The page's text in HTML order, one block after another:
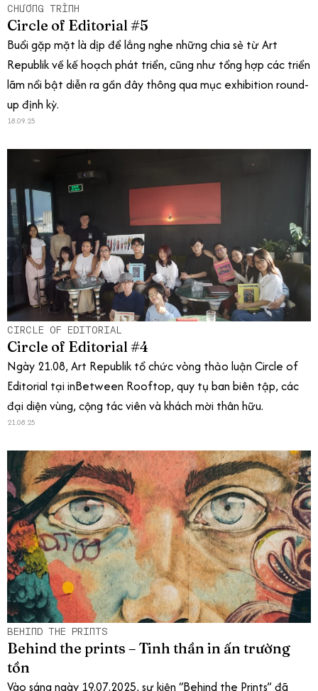
CHƯƠNG TRÌNH
Circle of Editorial #5
Buổi gặp mặt là dịp để lắng nghe những chia sẻ từ Art
Republik về kế hoạch phát triển, cũng như tổng hợp các triển
lãm nổi bật diễn ra gần đây thông qua mục exhibition round-
up định kỳ.
18.09.25
CIRCLE OF EDITORIAL
Circle of Editorial #4
Ngày 21.08, Art Republik tổ chức vòng thảo luận Circle of
Editorial tại inBetween Rooftop, quy tụ ban biên tập, các
đại diện vùng, cộng tác viên và khách mời thân hữu.
21.08.25
BEHIND THE PRINTS
Behind the prints – Tinh thần in ấn trường
tồn
Vào sáng ngày 19.07.2025, sự kiện “Behind the Prints” đã